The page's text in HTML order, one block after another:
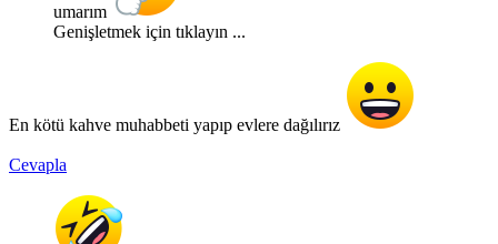
umarım
Genişletmek için tıklayın ...
En kötü kahve muhabbeti yapıp evlere dağılırız
Cevapla